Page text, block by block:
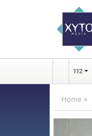
112
Home